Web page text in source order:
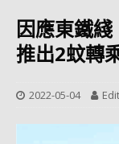
因應東鐵
推出2蚊轉
2022-05-04